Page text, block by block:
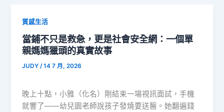
質感生活
當鋪不只是救急，更是社會安全網：一個單
親媽媽獵頭的真實故事
JUDY /14 7 月, 2026
晚上十點，小雅（化名）剛結束一場視訊面試，手機
就響了——幼兒園老師說孩子發燒要送醫。她翻遍錢